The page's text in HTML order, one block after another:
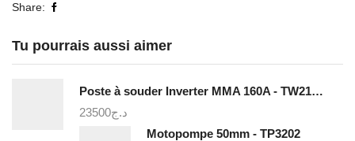
Share:
Tu pourrais aussi aimer
Poste à souder Inverter MMA 160A - TW21605
د.ج23500
Motopompe 50mm - TP3202